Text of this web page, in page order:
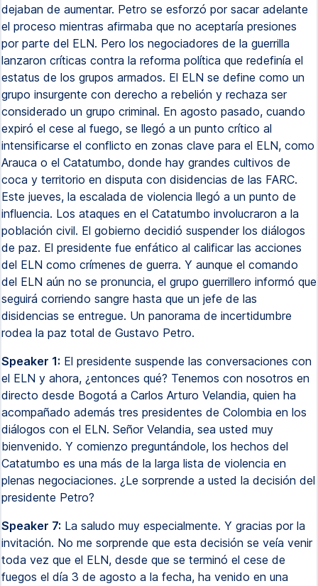
dejaban de aumentar. Petro se esforzó por sacar adelante
el proceso mientras afirmaba que no aceptaría presiones
por parte del ELN. Pero los negociadores de la guerrilla
lanzaron críticas contra la reforma política que redefinía el
estatus de los grupos armados. El ELN se define como un
grupo insurgente con derecho a rebelión y rechaza ser
considerado un grupo criminal. En agosto pasado, cuando
expiró el cese al fuego, se llegó a un punto crítico al
intensificarse el conflicto en zonas clave para el ELN, como
Arauca o el Catatumbo, donde hay grandes cultivos de
coca y territorio en disputa con disidencias de las FARC.
Este jueves, la escalada de violencia llegó a un punto de
influencia. Los ataques en el Catatumbo involucraron a la
población civil. El gobierno decidió suspender los diálogos
de paz. El presidente fue enfático al calificar las acciones
del ELN como crímenes de guerra. Y aunque el comando
del ELN aún no se pronuncia, el grupo guerrillero informó que
seguirá corriendo sangre hasta que un jefe de las
disidencias se entregue. Un panorama de incertidumbre
rodea la paz total de Gustavo Petro.
Speaker 1: El presidente suspende las conversaciones con
el ELN y ahora, ¿entonces qué? Tenemos con nosotros en
directo desde Bogotá a Carlos Arturo Velandia, quien ha
acompañado además tres presidentes de Colombia en los
diálogos con el ELN. Señor Velandia, sea usted muy
bienvenido. Y comienzo preguntándole, los hechos del
Catatumbo es una más de la larga lista de violencia en
plenas negociaciones. ¿Le sorprende a usted la decisión del
presidente Petro?
Speaker 7: La saludo muy especialmente. Y gracias por la
invitación. No me sorprende que esta decisión se veía venir
toda vez que el ELN, desde que se terminó el cese de
fuegos el día 3 de agosto a la fecha, ha venido en una